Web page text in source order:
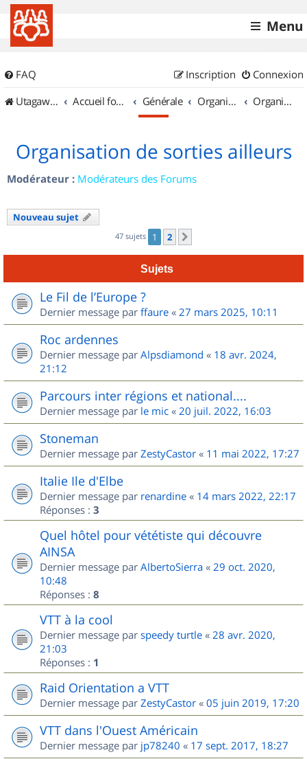
Menu
FAQ Connexion
Inscription
UtagawaVTT (Randos VTT et VTTAE avec traces GPS)
Accueil forum Générale Organisation de sorties & Recherche de partenaires Organisation de sorties ailleurs
Organisation de sorties ailleurs
Modérateur : Modérateurs des Forums
Nouveau sujet
47 sujets 1 2
Sujets
Le Fil de l’Europe ?
Dernier message par ffaure « 27 mars 2025, 10:11
Roc ardennes
Dernier message par Alpsdiamond « 18 avr. 2024,
21:12
Parcours inter régions et national....
Dernier message par le mic « 20 juil. 2022, 16:03
Stoneman
Dernier message par ZestyCastor « 11 mai 2022, 17:27
Italie Ile d'Elbe
Dernier message par renardine « 14 mars 2022, 22:17
Réponses : 3
Quel hôtel pour vététiste qui découvre
AINSA
Dernier message par AlbertoSierra « 29 oct. 2020,
10:48
Réponses : 8
VTT à la cool
Dernier message par speedy turtle « 28 avr. 2020,
21:03
Réponses : 1
Raid Orientation a VTT
Dernier message par ZestyCastor « 05 juin 2019, 17:20
VTT dans l'Ouest Américain
Dernier message par jp78240 « 17 sept. 2017, 18:27